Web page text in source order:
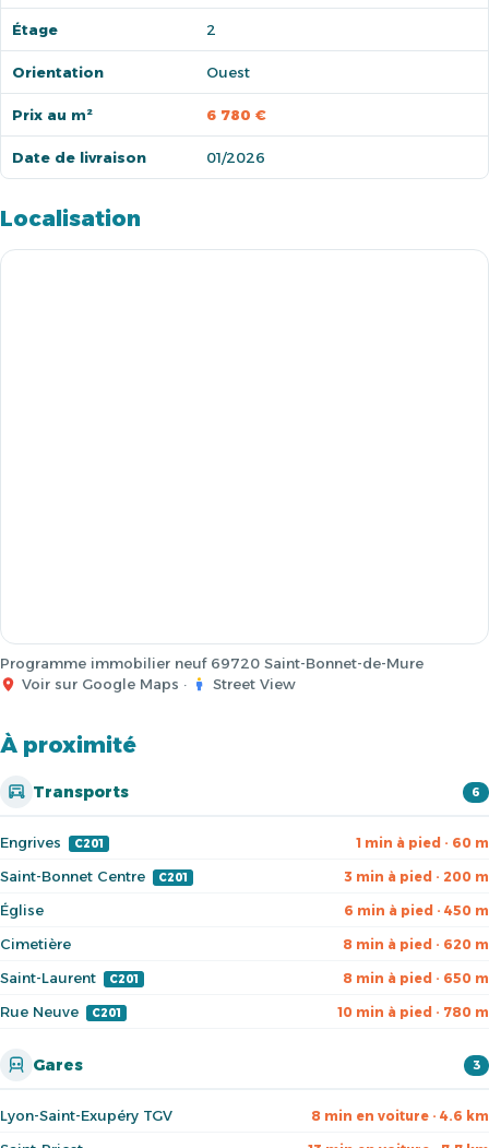
Étage 2
Orientation Ouest
Prix au m² 6 780 €
Date de livraison 01/2026
Localisation
Programme immobilier neuf 69720 Saint-Bonnet-de-Mure
Voir sur Google Maps · Street View
À proximité
Transports 6
Engrives C201 1 min à pied · 60 m
Saint-Bonnet Centre C201 3 min à pied · 200 m
Église 6 min à pied · 450 m
Cimetière 8 min à pied · 620 m
Saint-Laurent C201 8 min à pied · 650 m
Rue Neuve C201 10 min à pied · 780 m
Gares 3
Lyon-Saint-Exupéry TGV 8 min en voiture · 4.6 km